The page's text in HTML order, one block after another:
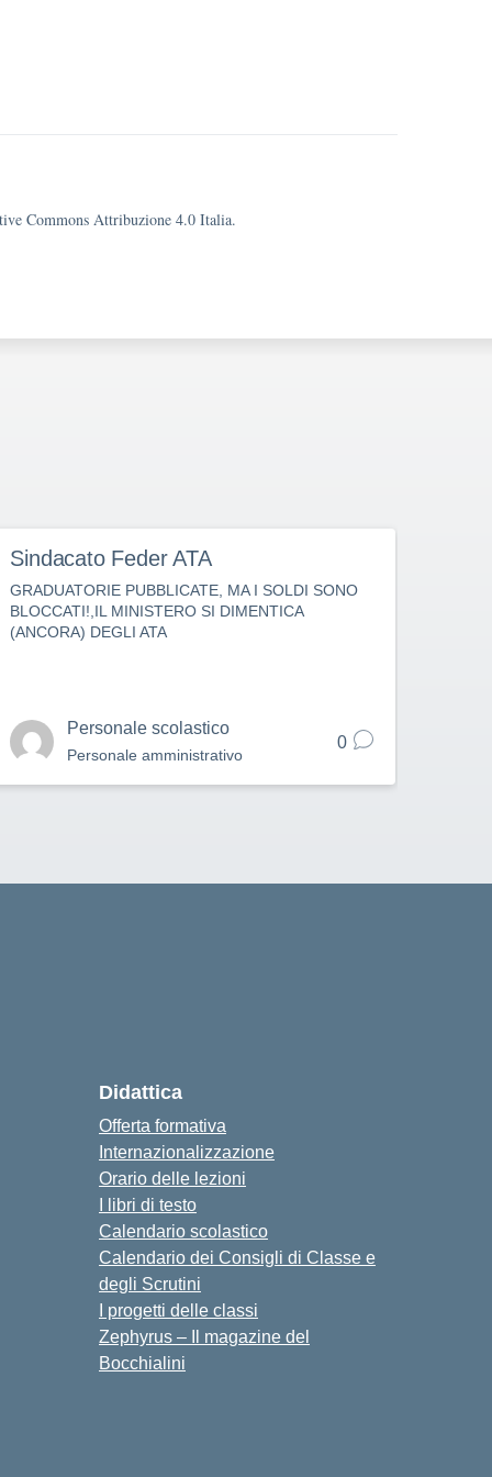
Commons Attribuzione 4.0 Italia.
Sindacato Feder ATA
GRADUATORIE PUBBLICATE, MA I SOLDI SONO
BLOCCATI!,IL MINISTERO SI DIMENTICA
(ANCORA) DEGLI ATA
Personale scolastico
Personale amministrativo
0
Didattica
Offerta formativa
Internazionalizzazione
Orario delle lezioni
I libri di testo
Calendario scolastico
Calendario dei Consigli di Classe e
degli Scrutini
I progetti delle classi
Zephyrus – Il magazine del
Bocchialini